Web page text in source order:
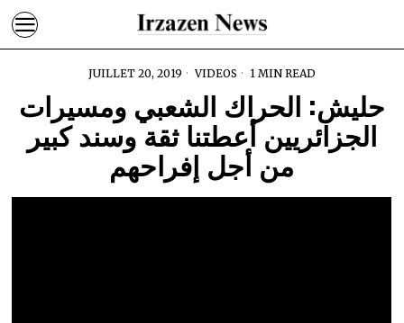
JUILLET 20, 2019 VIDEOS 1 MIN READ
حليش: الحراك الشعبي ومسيرات
الجزائريين أعطتنا ثقة وسند كبير
من أجل إفراحهم